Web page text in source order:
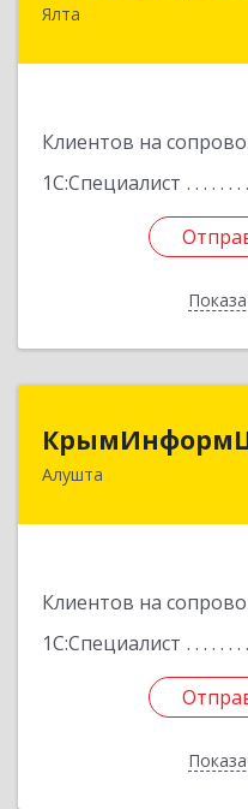
Ялта
Клиентов на
1С:Специалист
298603, Крым Респ,
Алушта
Клиентов на
1С:Специалист
298500, Крым Респ,